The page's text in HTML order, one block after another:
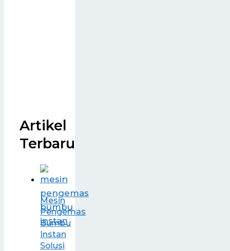
Artikel
Terbaru
Mesin
Pengemas
Bumbu
Instan
Solusi